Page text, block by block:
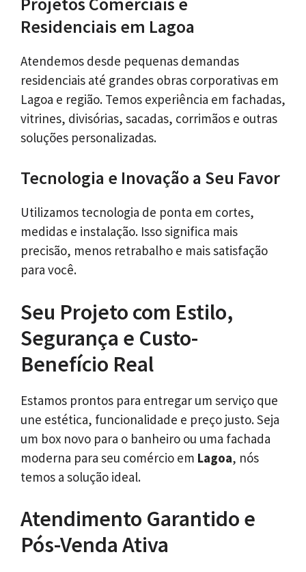
Residenciais em Lagoa
Atendemos desde pequenas demandas
residenciais até grandes obras corporativas em
Lagoa e região. Temos experiência em fachadas,
vitrines, divisórias, sacadas, corrimãos e outras
soluções personalizadas.
Tecnologia e Inovação a Seu Favor
Utilizamos tecnologia de ponta em cortes,
medidas e instalação. Isso significa mais
precisão, menos retrabalho e mais satisfação
para você.
Seu Projeto com Estilo,
Segurança e Custo-
Benefício Real
Estamos prontos para entregar um serviço que
une estética, funcionalidade e preço justo. Seja
um box novo para o banheiro ou uma fachada
moderna para seu comércio em Lagoa, nós
temos a solução ideal.
Atendimento Garantido e
Pós-Venda Ativa